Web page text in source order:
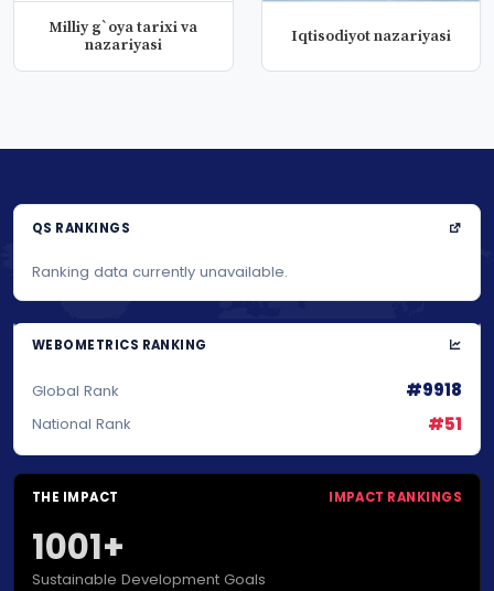
Milliy g`oya tarixi va
nazariyasi
Iqtisodiyot nazariyasi
QS RANKINGS
Ranking data currently unavailable.
WEBOMETRICS RANKING
Global Rank #9918
National Rank #51
THE IMPACT IMPACT RANKINGS
1001+
Sustainable Development Goals